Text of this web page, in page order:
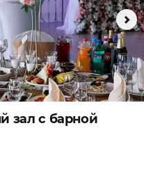
зал с барной